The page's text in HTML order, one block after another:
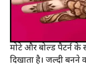
मोटे और बोल्ड पैटर्न के
दिखाता है। जल्दी